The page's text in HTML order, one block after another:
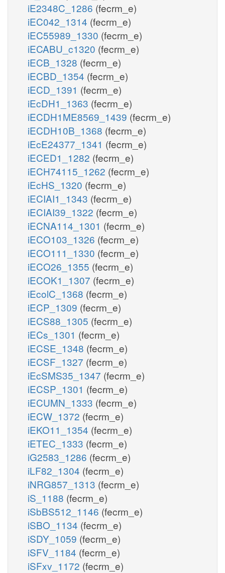
iE2348C_1286 (fecrm_e)
iEC042_1314 (fecrm_e)
iEC55989_1330 (fecrm_e)
iECABU_c1320 (fecrm_e)
iECB_1328 (fecrm_e)
iECBD_1354 (fecrm_e)
iECD_1391 (fecrm_e)
iEcDH1_1363 (fecrm_e)
iECDH1ME8569_1439 (fecrm_e)
iECDH10B_1368 (fecrm_e)
iEcE24377_1341 (fecrm_e)
iECED1_1282 (fecrm_e)
iECH74115_1262 (fecrm_e)
iEcHS_1320 (fecrm_e)
iECIAI1_1343 (fecrm_e)
iECIAI39_1322 (fecrm_e)
iECNA114_1301 (fecrm_e)
iECO103_1326 (fecrm_e)
iECO111_1330 (fecrm_e)
iECO26_1355 (fecrm_e)
iECOK1_1307 (fecrm_e)
iEcolC_1368 (fecrm_e)
iECP_1309 (fecrm_e)
iECS88_1305 (fecrm_e)
iECs_1301 (fecrm_e)
iECSE_1348 (fecrm_e)
iECSF_1327 (fecrm_e)
iEcSMS35_1347 (fecrm_e)
iECSP_1301 (fecrm_e)
iECUMN_1333 (fecrm_e)
iECW_1372 (fecrm_e)
iEKO11_1354 (fecrm_e)
iETEC_1333 (fecrm_e)
iG2583_1286 (fecrm_e)
iLF82_1304 (fecrm_e)
iNRG857_1313 (fecrm_e)
iS_1188 (fecrm_e)
iSbBS512_1146 (fecrm_e)
iSBO_1134 (fecrm_e)
iSDY_1059 (fecrm_e)
iSFV_1184 (fecrm_e)
iSFxv_1172 (fecrm_e)